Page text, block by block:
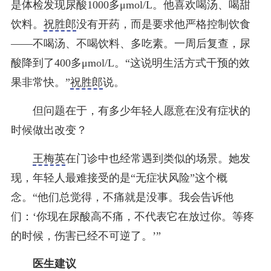
是体检发现尿酸1000多μmol/L。他喜欢喝汤、喝甜
饮料。 祝胜郎没有开药，而是要求他严格控制饮食
——不喝汤、不喝饮料、多吃素。一周后复查，尿
酸降到了400多μmol/L。“这说明生活方式干预的效
果非常快。”祝胜郎说。
但问题在于，有多少年轻人愿意在没有症状的
时候做出改变？
王梅英在门诊中也经常遇到类似的场景。她发
现，年轻人最难接受的是“无症状风险”这个概
念。“他们总觉得，不痛就是没事。我会告诉他
们：‘你现在尿酸高不痛，不代表它在放过你。等疼
的时候，伤害已经不可逆了。’”
医生建议